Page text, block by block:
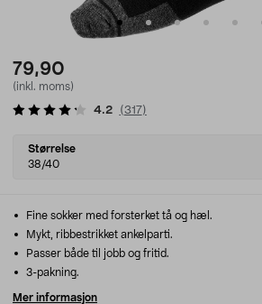
79,90
(inkl. moms)
4.2 (317)
Select
variant
Størrelse
38/40
Fine sokker med forsterket tå og hæl.
Mykt, ribbestrikket ankelparti.
Passer både til jobb og fritid.
3-pakning.
Mer informasjon